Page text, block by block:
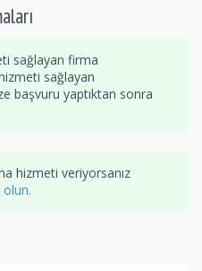
sağlayan firma
sağlayan
başvuru yaptıktan sonra
hizmeti veriyorsanız
olun.